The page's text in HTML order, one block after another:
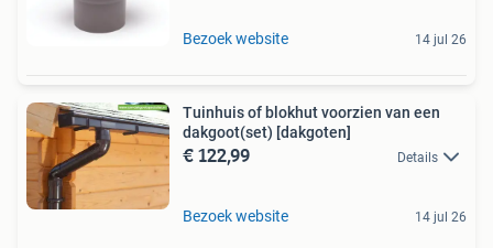
Bezoek website 14 jul 26
Tuinhuis of blokhut voorzien van een
dakgoot(set) [dakgoten]
€ 122,99 Details
Bezoek website 14 jul 26